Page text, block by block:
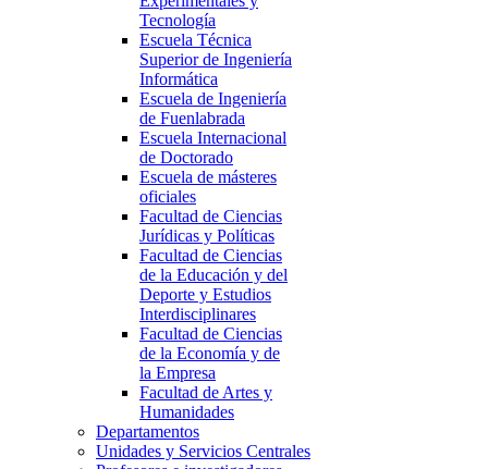
Tecnología
Escuela Técnica
Superior de Ingeniería
Informática
Escuela de Ingeniería
de Fuenlabrada
Escuela Internacional
de Doctorado
Escuela de másteres
oficiales
Facultad de Ciencias
Jurídicas y Políticas
Facultad de Ciencias
de la Educación y del
Deporte y Estudios
Interdisciplinares
Facultad de Ciencias
de la Economía y de
la Empresa
Facultad de Artes y
Humanidades
Departamentos
Unidades y Servicios Centrales